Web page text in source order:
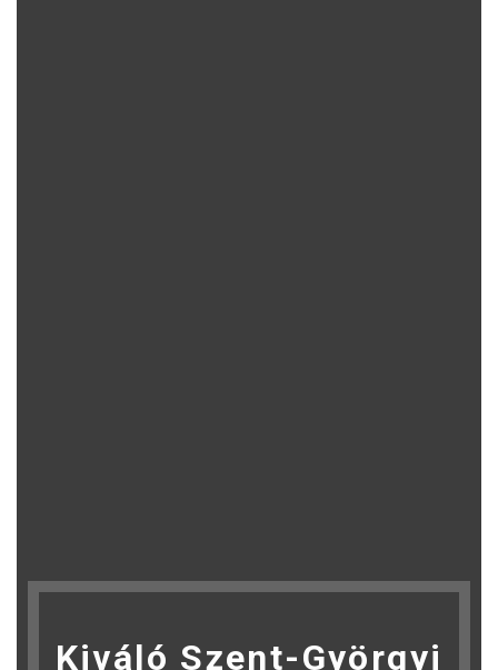
Kiváló Szent-Györgyi